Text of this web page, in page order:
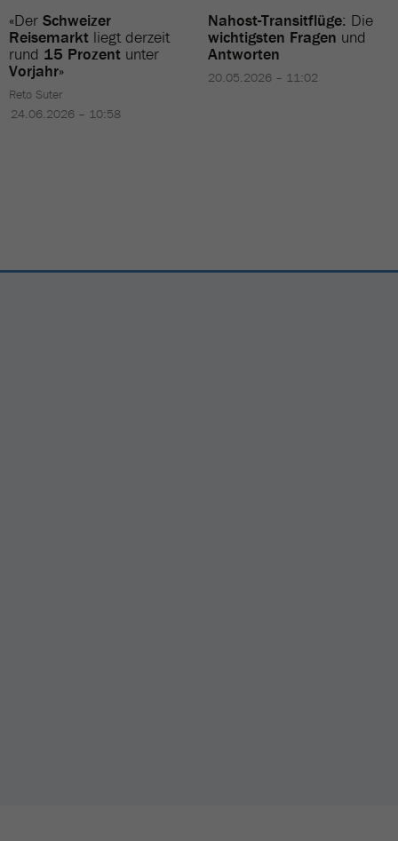
«Der Schweizer
Reisemarkt liegt derzeit
rund 15 Prozent unter
Vorjahr»
Reto Suter
24.06.2026 – 10:58
Nahost-Transitflüge: Die
wichtigsten Fragen und
Antworten
20.05.2026 – 11:02